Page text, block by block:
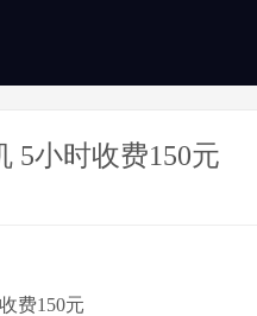
5小时收费150元
费150元